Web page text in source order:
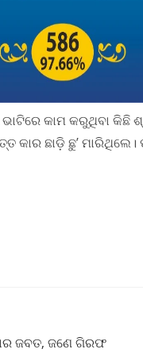
କାମ କରୁଥିବା
କାର ଛାଡ଼ି ଛୁ’
ଜବତ, ଜଣେ ଗିରଫ